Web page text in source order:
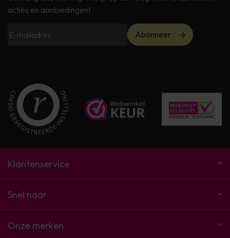
acties en aanbiedingen!
Abonneer
Klantenservice
Snel naar
Onze merken